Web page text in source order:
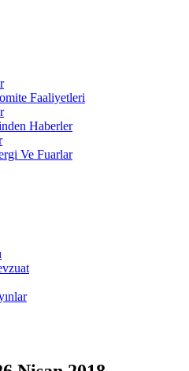
Faaliyetleri
Haberler
Ve Fuarlar